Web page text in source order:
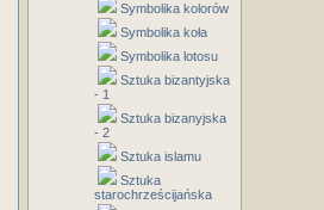
Symbolika kolorów
Symbolika koła
Symbolika lotosu
Sztuka bizantyjska
- 1
Sztuka bizanyjska
- 2
Sztuka islamu
Sztuka
starochrześcijańska